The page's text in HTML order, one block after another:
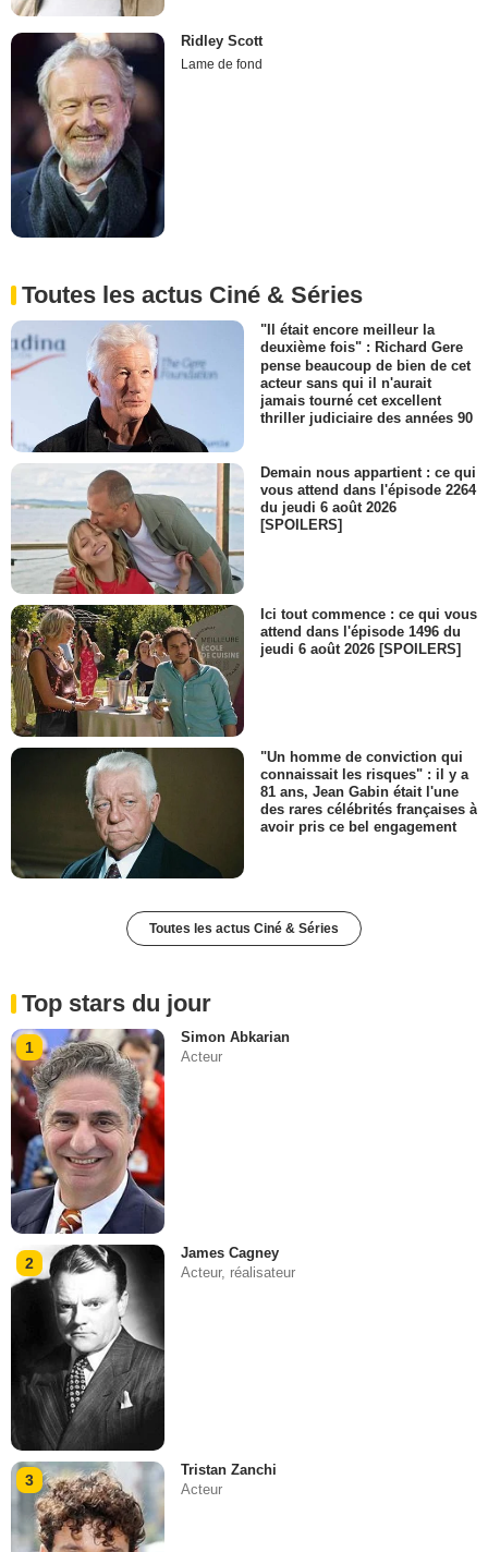
Ridley Scott
Lame de fond
Toutes les actus Ciné & Séries
"Il était encore meilleur la
deuxième fois" : Richard Gere
pense beaucoup de bien de cet
acteur sans qui il n'aurait
jamais tourné cet excellent
thriller judiciaire des années 90
Demain nous appartient : ce qui
vous attend dans l'épisode 2264
du jeudi 6 août 2026
[SPOILERS]
Ici tout commence : ce qui vous
attend dans l'épisode 1496 du
jeudi 6 août 2026 [SPOILERS]
"Un homme de conviction qui
connaissait les risques" : il y a
81 ans, Jean Gabin était l'une
des rares célébrités françaises à
avoir pris ce bel engagement
Toutes les actus Ciné & Séries
Top stars du jour
1
Simon Abkarian
Acteur
2
James Cagney
Acteur, réalisateur
3
Tristan Zanchi
Acteur